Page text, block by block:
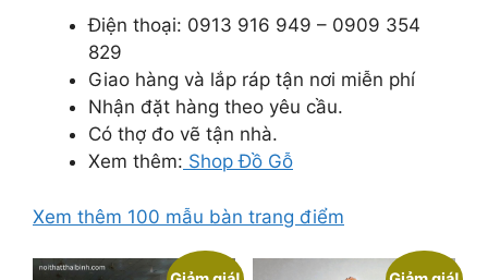
Điện thoại: 0913 916 949 – 0909 354
829
Giao hàng và lắp ráp tận nơi miễn phí
Nhận đặt hàng theo yêu cầu.
Có thợ đo vẽ tận nhà.
Xem thêm: Shop Đồ Gỗ
Xem thêm 100 mẫu bàn trang điểm